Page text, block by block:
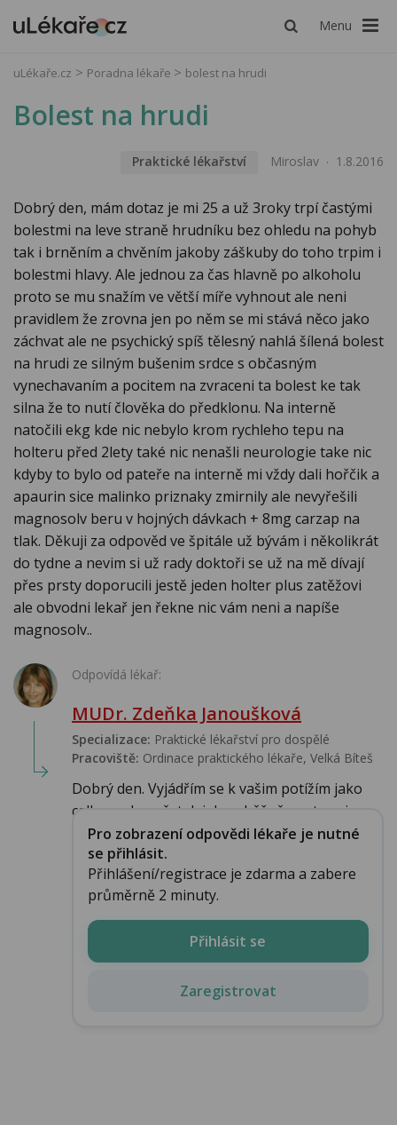
Menu
uLékaře.cz Poradna lékaře bolest na hrudi
Bolest na hrudi
Praktické lékařství Miroslav 1.8.2016
Dobrý den, mám dotaz je mi 25 a už 3roky trpí častými
bolestmi na leve straně hrudníku bez ohledu na pohyb
tak i brněním a chvěním jakoby záškuby do toho trpim i
bolestmi hlavy. Ale jednou za čas hlavně po alkoholu
proto se mu snažím ve větší míře vyhnout ale neni
pravidlem že zrovna jen po něm se mi stává něco jako
záchvat ale ne psychický spíš tělesný nahlá šílená bolest
na hrudi ze silným bušenim srdce s občasným
vynechavaním a pocitem na zvraceni ta bolest ke tak
silna že to nutí člověka do předklonu. Na interně
natočili ekg kde nic nebylo krom rychleho tepu na
holteru před 2lety také nic nenašli neurologie take nic
kdyby to bylo od pateře na interně mi vždy dali hořčik a
apaurin sice malinko priznaky zmirnily ale nevyřešili
magnosolv beru v hojných dávkach + 8mg carzap na
tlak. Děkuji za odpověd ve špitále už bývám i několikrát
do tydne a nevim si už rady doktoři se už na mě dívají
přes prsty doporucili jestě jeden holter plus zatěžovi
ale obvodni lekař jen řekne nic vám neni a napíše
magnosolv..
Odpovídá lékař:
MUDr. Zdeňka Janoušková
Specializace: Praktické lékařství pro dospělé
Pracoviště: Ordinace praktického lékaře, Velká Bíteš
Dobrý den. Vyjádřím se k vašim potížím jako
celku a obecně, tak jak se běžně postupuje. ...
Pro zobrazení odpovědi lékaře je nutné
se přihlásit.
Přihlášení/registrace je zdarma a zabere
průměrně 2 minuty.
Přihlásit se
Zaregistrovat